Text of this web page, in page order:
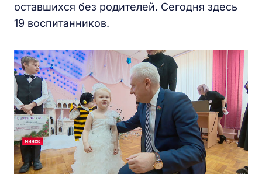
оставшихся без родителей. Сегодня здесь
19 воспитанников.